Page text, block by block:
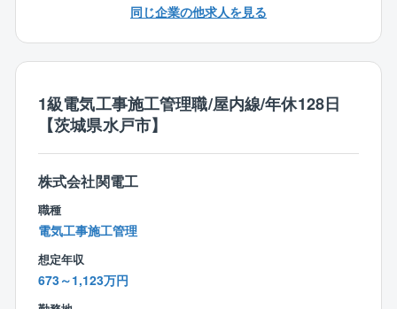
ームホリデー制度など、柔軟な働き方の実現・家庭と
【同社の魅力】
同社は商業施設の開発から管理、運営までになってい
る、大和ハウス工業グループの商業施設ディベロッパ
ーとして展開しています。
全国で1600か所を超える施設の運営管理実績があり、
まで幅広いアセットに携わっていただけます。
大和ハウスＧは連結売上高5兆円を誇る業界トップクラ
スシェア企業として安定した経営基盤もあるため、長
期的就業・スキルをみがいていただける環境です。
■客先との打合せにて、工事内容の詳細の確認
■施工に必要な機器の選定を行い予算書、工程表、施工
要領書の作成
■消防と打合せを行い着工届、設置届を作成及び提出
■現場の建築、他設備より図面情報を入手し、打合せを
行いCADにて施工図の作成
■機器、材料、協力会社の手配
■客先、協力会社、他工事会社との日々、工程管理、施
工状況の確認、調整
■設置した設備が求められる性能通り機能するか、試験
同じ企業の他求人を見る
1級電気工事施工管理職/屋内線/年休128日
【茨城県水戸市】
株式会社関電工
職種
電気工事施工管理
想定年収
673～1,123万円